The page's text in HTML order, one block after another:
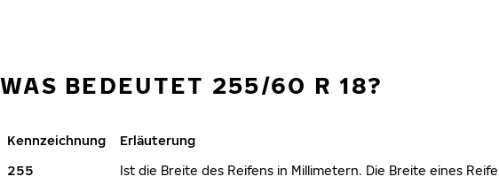
WAS BEDEUTET 255/60 R 18?
Kennzeichnung
Erläuterung
255
Ist die Breite des Reifens in Millimetern. Die Breite eines